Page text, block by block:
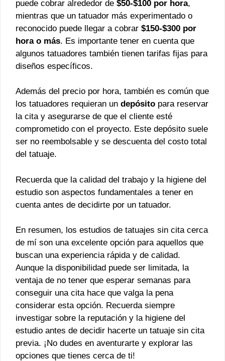
puede cobrar alrededor de $50-$100 por hora,
mientras que un tatuador más experimentado o
reconocido puede llegar a cobrar $150-$300 por
hora o más. Es importante tener en cuenta que
algunos tatuadores también tienen tarifas fijas para
diseños específicos.
Además del precio por hora, también es común que
los tatuadores requieran un depósito para reservar
la cita y asegurarse de que el cliente esté
comprometido con el proyecto. Este depósito suele
ser no reembolsable y se descuenta del costo total
del tatuaje.
Recuerda que la calidad del trabajo y la higiene del
estudio son aspectos fundamentales a tener en
cuenta antes de decidirte por un tatuador.
En resumen, los estudios de tatuajes sin cita cerca
de mí son una excelente opción para aquellos que
buscan una experiencia rápida y de calidad.
Aunque la disponibilidad puede ser limitada, la
ventaja de no tener que esperar semanas para
conseguir una cita hace que valga la pena
considerar esta opción. Recuerda siempre
investigar sobre la reputación y la higiene del
estudio antes de decidir hacerte un tatuaje sin cita
previa. ¡No dudes en aventurarte y explorar las
opciones que tienes cerca de ti!